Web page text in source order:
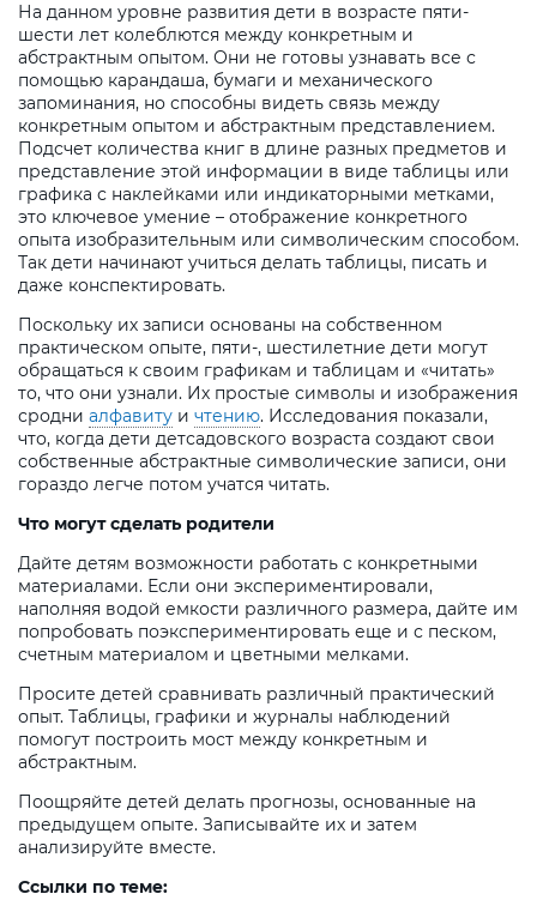
На данном уровне развития дети в возрасте пяти-
шести лет колеблются между конкретным и
абстрактным опытом. Они не готовы узнавать все с
помощью карандаша, бумаги и механического
запоминания, но способны видеть связь между
конкретным опытом и абстрактным представлением.
Подсчет количества книг в длине разных предметов и
представление этой информации в виде таблицы или
графика с наклейками или индикаторными метками,
это ключевое умение – отображение конкретного
опыта изобразительным или символическим способом.
Так дети начинают учиться делать таблицы, писать и
даже конспектировать.
Поскольку их записи основаны на собственном
практическом опыте, пяти-, шестилетние дети могут
обращаться к своим графикам и таблицам и «читать»
то, что они узнали. Их простые символы и изображения
сродни алфавиту и чтению. Исследования показали,
что, когда дети детсадовского возраста создают свои
собственные абстрактные символические записи, они
гораздо легче потом учатся читать.
Что могут сделать родители
Дайте детям возможности работать с конкретными
материалами. Если они экспериментировали,
наполняя водой емкости различного размера, дайте им
попробовать поэкспериментировать еще и с песком,
счетным материалом и цветными мелками.
Просите детей сравнивать различный практический
опыт. Таблицы, графики и журналы наблюдений
помогут построить мост между конкретным и
абстрактным.
Поощряйте детей делать прогнозы, основанные на
предыдущем опыте. Записывайте их и затем
анализируйте вместе.
Ссылки по теме: